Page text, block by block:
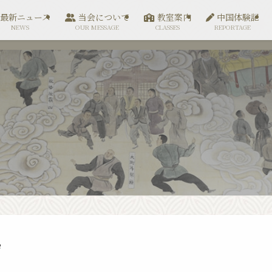
新ニュース
NEWS
当会について
OUR MESSAGE
教室案内
CLASSES
中国体験記
REPORTAGE